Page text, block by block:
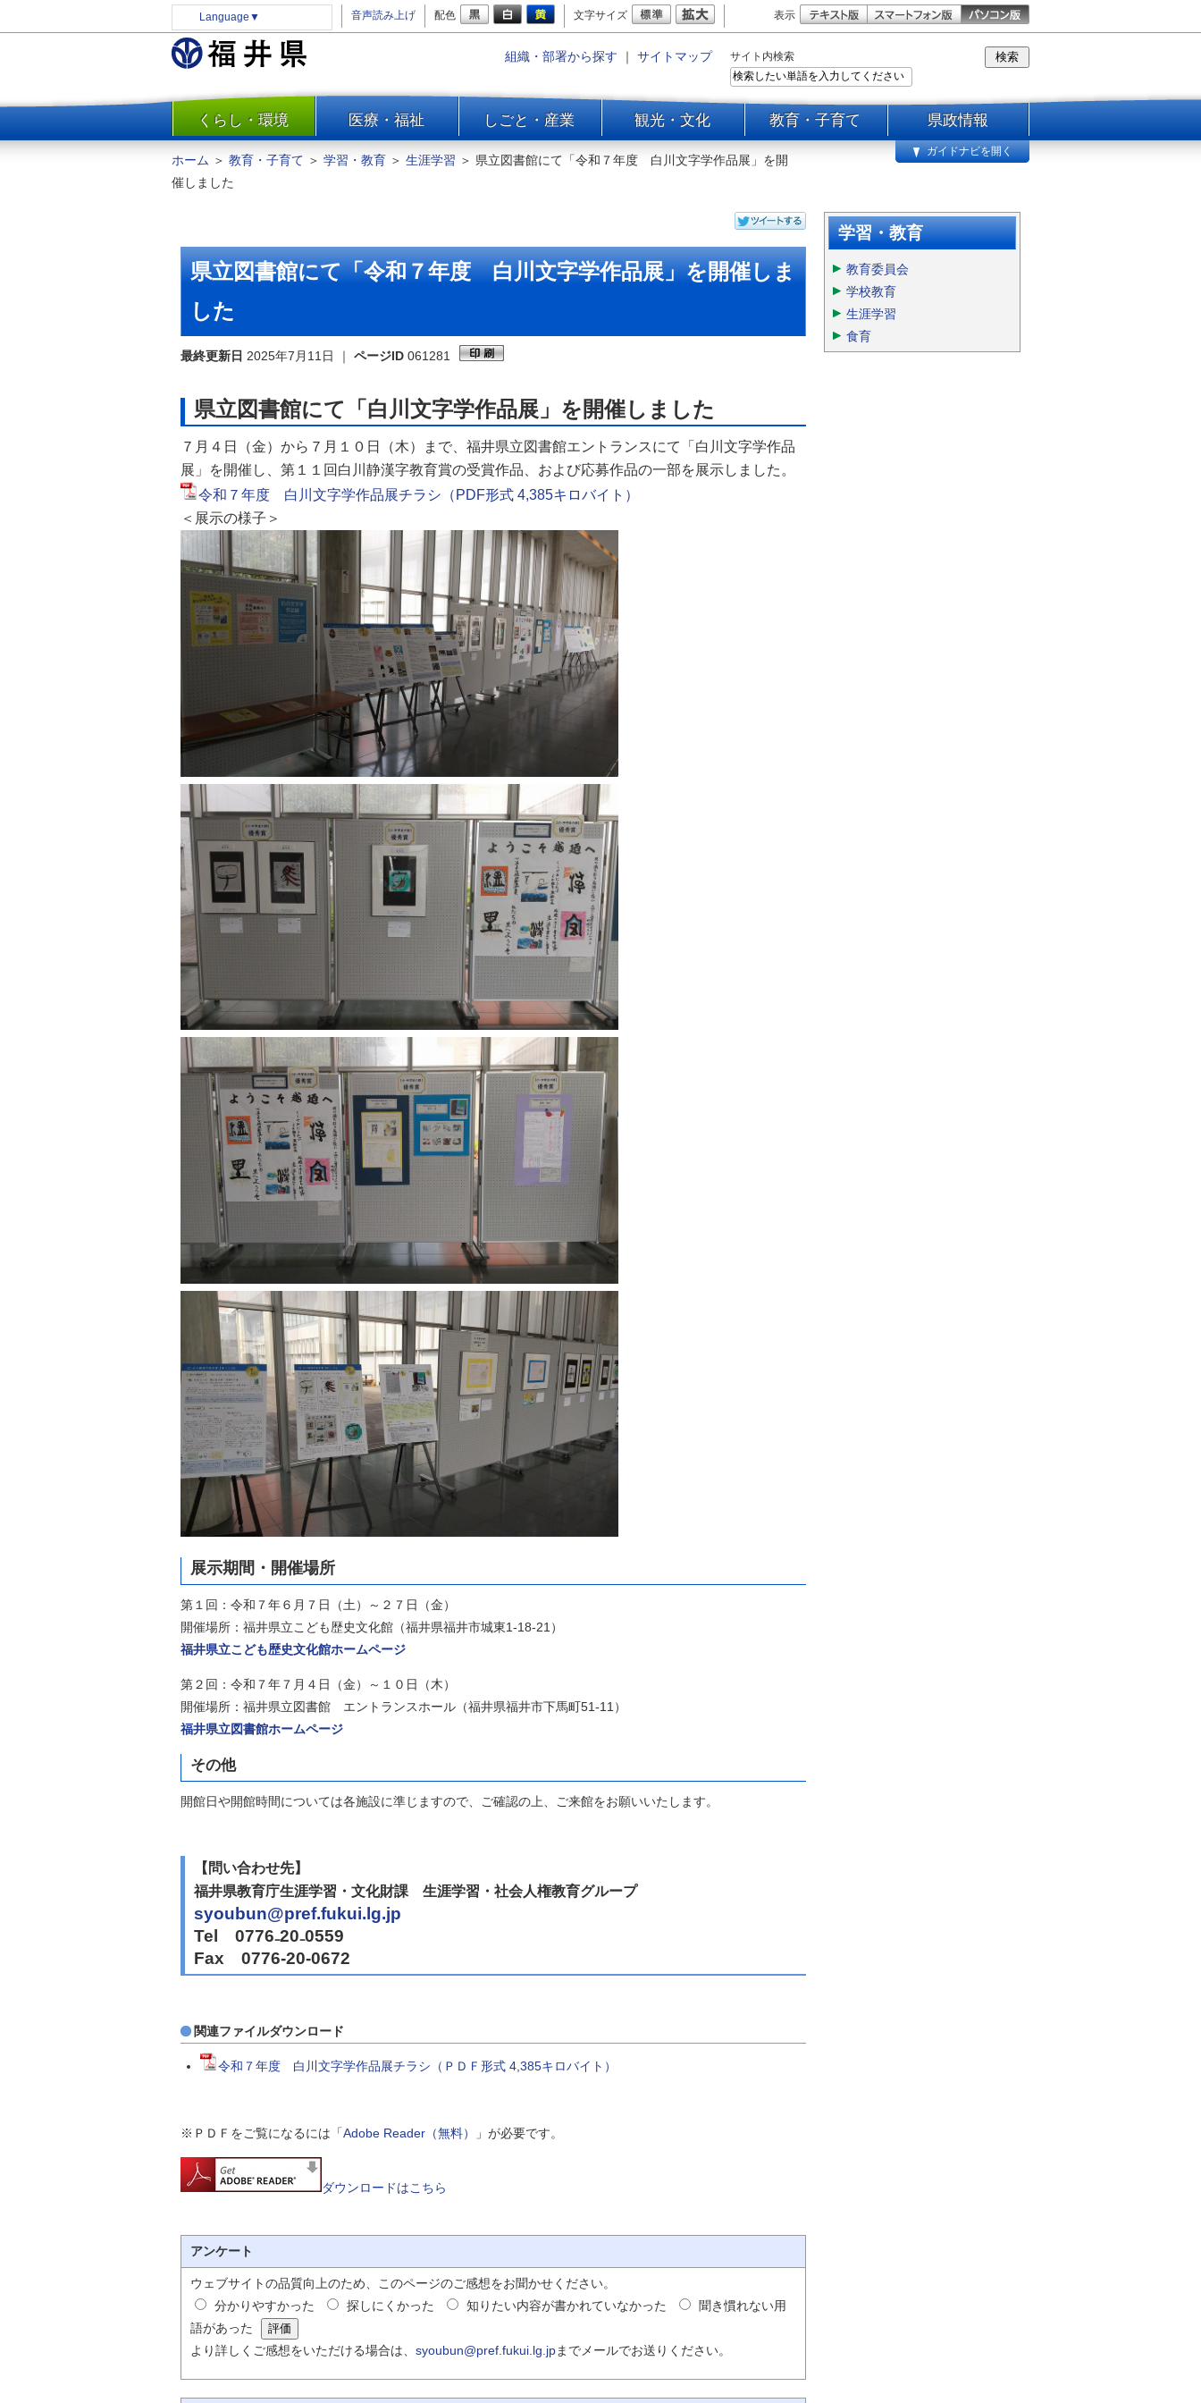
Language ▼ 音声読み上げ 配色 文字サイズ 表示
組織・部署から探す ｜ サイトマップ サイト内検索
一覧
くらし・環境 医療・福祉 しごと・産業 観光・文化 教育・子育て 県政情報
防災
安全安心
住まい・土地
環境問題・廃棄物対策・リサ
イクル
まちづくり
交通・道路
自然
ホーム ＞ 教育・子育て ＞ 学習・教育 ＞ 生涯学習 ＞ 県立図書館にて「令和７年度 白川文字学作品展」を開
催しました
ガイドナビを開く
県立図書館にて「令和７年度 白川文字学作品展」を開催しま
した
最終更新日 2025年7月11日 ｜ ページID 061281
県立図書館にて「白川文字学作品展」を開催しました
７月４日（金）から７月１０日（木）まで、福井県立図書館エントランスにて「白 川文字学作品
展」を開催し、 第１１回白川静漢字教育賞の受賞作品、および応募作品の一部を展示しました。
令和７年度 白川文字学作品展チラシ（PDF形式 4,385キロバイト）
＜展示の様子＞
展示期間・開催場所
第１回：令和７年６月７日（土）～２７日（金）
開催場所：福井県立こども歴史文化館（福井県福井市城東1-18-21）
福井県立こども歴史文化館ホームページ
第２回：令和７年７月４日（金）～１０日（木）
開催場所：福井県立図書館 エントランスホール（福井県福井市下馬町51-11）
福井県立図書館ホームページ
その他
開館日や開館時間については各施設に準じますので、ご確認の上、ご来館をお願いいたします。
【問い合わせ先】
福井県教育庁生涯学習・文化財課 生涯学習・社会人権教育グループ
syoubun@pref.fukui.lg.jp
Tel 0776₋20₋0559
Fax 0776-20-0672
関連ファイルダウンロード
令和７年度 白川文字学作品展チラシ（ＰＤＦ形式 4,385キロバイト）
※ＰＤＦをご覧になるには「Adobe Reader（無料） 」が必要です。
ダウンロードはこちら
アンケート
ウェブサイトの品質向上のため、このページのご感想をお聞かせください。
分かりやすかった
探しにくかった 知りたい内容が書かれていなかった
聞き慣れない用
語があった
より詳しくご感想をいただける場合は、 syoubun@pref.fukui.lg.jpまでメールでお送りください。
学習・教育
教育委員会
学校教育
生涯学習
食育